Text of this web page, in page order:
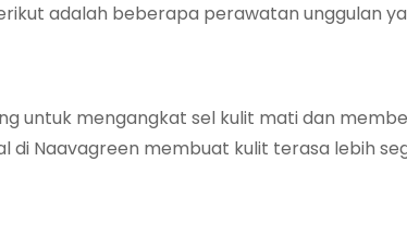
adalah beberapa perawatan unggulan
untuk mengangkat sel kulit mati dan
di Naavagreen membuat kulit terasa lebih